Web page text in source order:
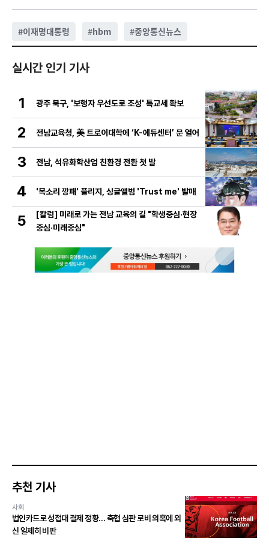
#이재명대통령 #hbm #중앙통신뉴스
실시간 인기 기사
1 광주 북구, '보행자 우선도로 조성' 특교세 확보
2 전남교육청, 美 트로이대학에 ‘K-에듀센터’ 문 열어
3 전남, 석유화학산업 친환경 전환 첫 발
4 '목소리 깡패' 플리지, 싱글앨범 'Trust me' 발매
5
[칼럼] 미래로 가는 전남 교육의 길 "학생중심·현장
중심·미래중심"
추천 기사
사회
법인카드로 성접대 결제 정황… 축협 심판 로비 의혹에 외
신 일제히 비판